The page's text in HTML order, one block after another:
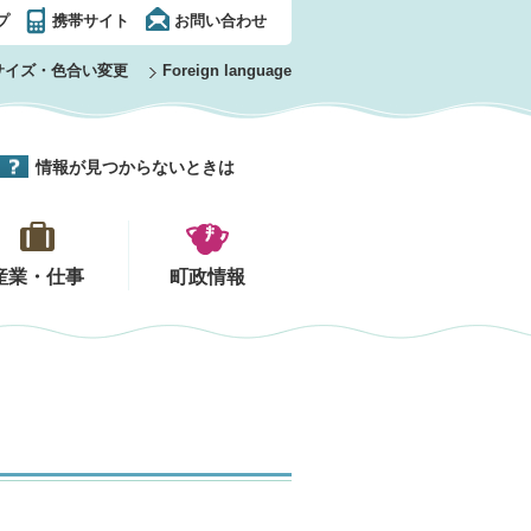
携帯サイト お問い合わせ
イズ・色合い変更 Foreign language
情報が見つからないときは
業・仕事 町政情報